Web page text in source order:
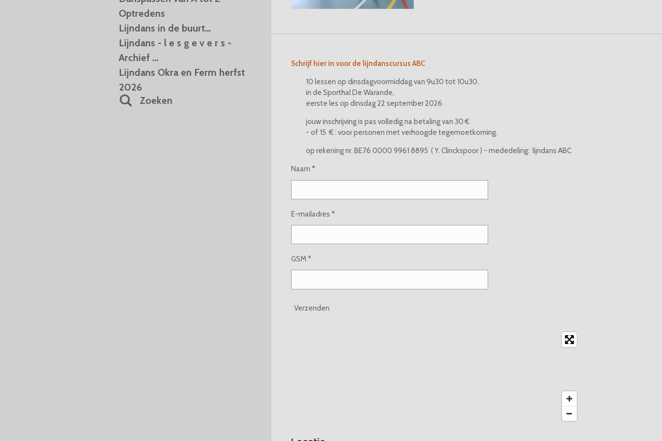
Schrijf hier in voor de lijndanscursus ABC
10 lessen op dinsdagvoormiddag van 9u30 tot 10u30.
in de Sporthal De Warande,
eerste les op dinsdag 22 september 2026
jouw inschrijving is pas volledig na betaling van 30 €
- of 15 € : voor personen met verhoogde tegemoetkoming.
op rekening nr. BE76 0000 9961 8895 ( Y. Clinckspoor ) - mededeling: lijndans ABC
Naam *
E-mailadres *
GSM *
Verzenden
Optredens
Lijndans in de buurt...
Lijndans - l e s g e v e r s -
Archief ...
Lijndans Okra en Ferm herfst
2026
Zoeken